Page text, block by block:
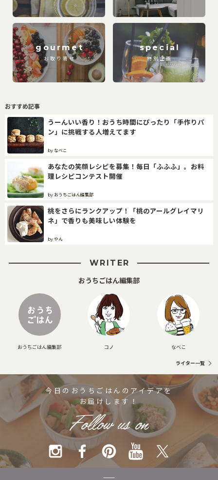
gourmet
お取り寄せ
special
特別企画
おすすめ記事
うーんいい香り！おうち時間にぴったり「手作りパ
ン」に挑戦する人増えてます
by なべこ
あなたの笑顔レシピを募集！毎日「ふふふ」。お料
理レシピコンテスト開催
by おうちごはん編集部
桃をさらにランクアップ！「桃のアールグレイマリ
ネ」で香りも美味しい体験を
by やん
WRITER
おうちごはん編集部
おうちごはん編集部 コノ なべこ
ライター一覧
今日のおうちごはんのアイデアを
お届けします！